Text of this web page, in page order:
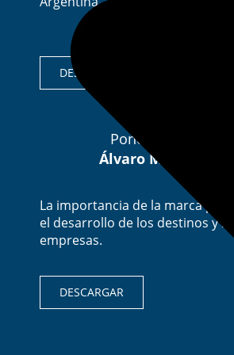
DESCARGAR
Ponencia:
Álvaro More
La importancia de la marca para
el desarrollo de los destinos y sus
empresas.
DESCARGAR